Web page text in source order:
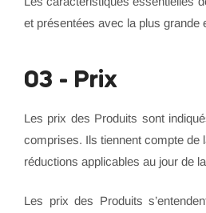
et présentées avec la plus grande
03 - Prix
Les prix des Produits sont
comprises. Ils tiennent compte de
réductions applicables au jour de
Les prix des Produits